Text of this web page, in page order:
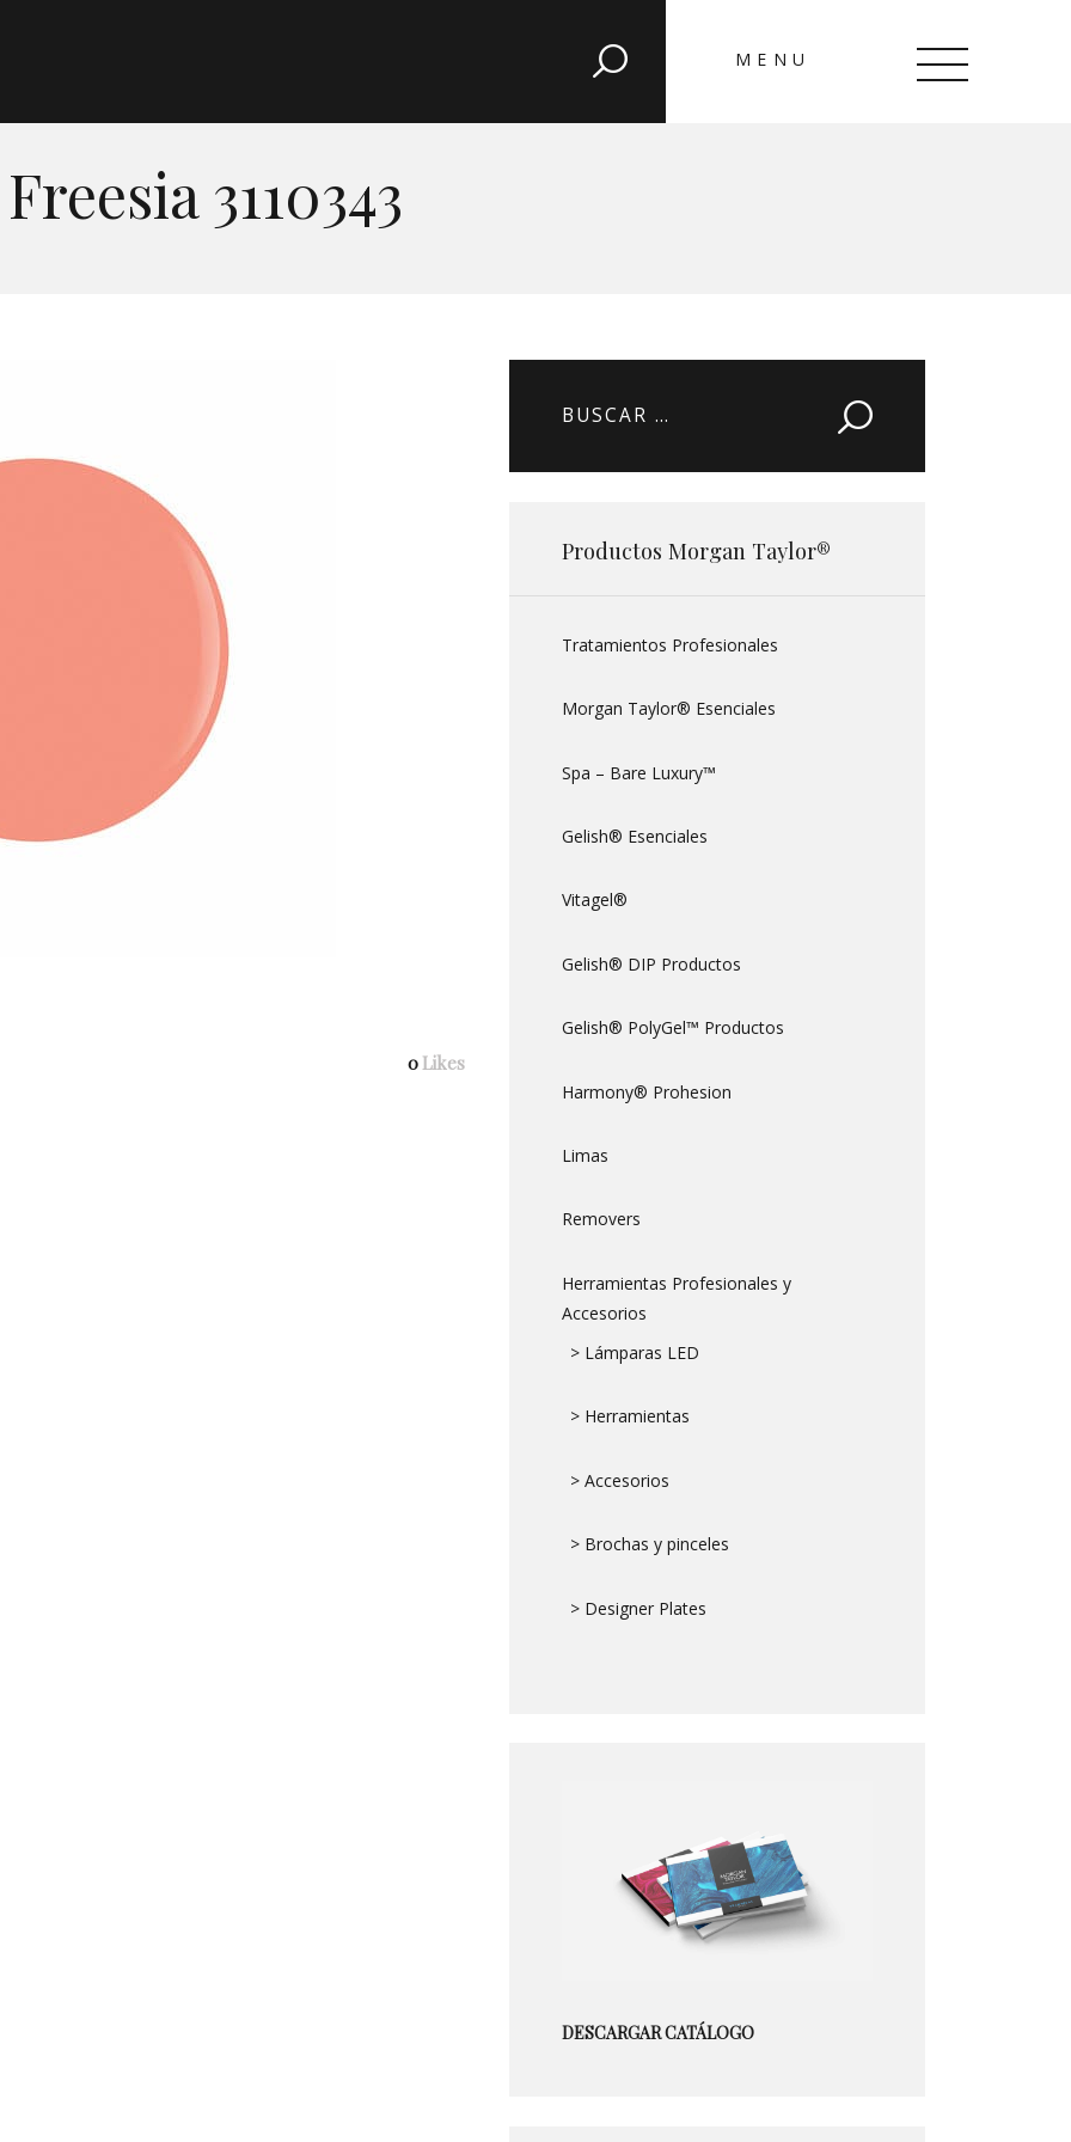
MENU
3110343
CLOSE
Cartas de Color
0 Likes
Buscar:
Productos Morgan Taylor®
Tratamientos Profesionales
Morgan Taylor® Esenciales
Spa – Bare Luxury™
Gelish® Esenciales
Vitagel®
Gelish® DIP Productos
Gelish® PolyGel™ Productos
Harmony® Prohesion
Limas
Removers
Herramientas Profesionales y
Accesorios
> Lámparas LED
> Herramientas
> Accesorios
> Brochas y pinceles
> Designer Plates
DESCARGAR CATÁLOGO